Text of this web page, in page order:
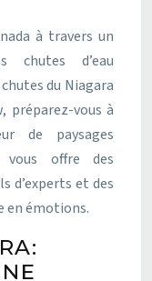
à travers un
chutes d’eau
du Niagara
préparez-vous à
de paysages
vous offre des
d’experts et des
en émotions.